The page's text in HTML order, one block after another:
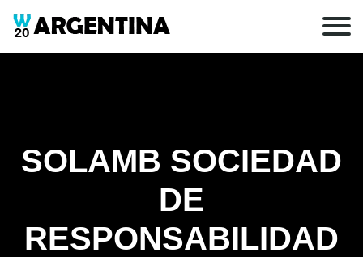
SOLAMB SOCIEDAD
DE
RESPONSABILIDAD